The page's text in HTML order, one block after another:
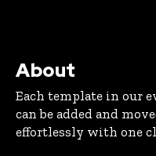
About
Each template in our
can be added and
effortlessly with one